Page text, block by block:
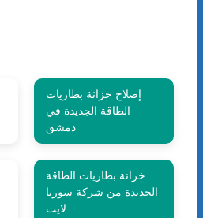
إصلاح خزانة بطاريات
الطاقة الجديدة في
دمشق
خزانة بطاريات الطاقة
الجديدة من شركة سوريا
لايت